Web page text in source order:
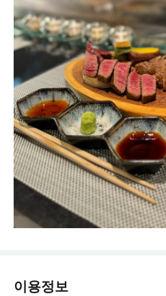
이용정보